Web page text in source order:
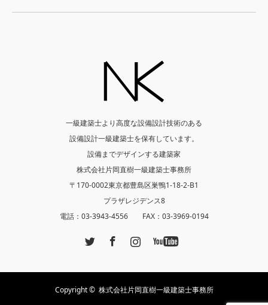
一級建築士より高度な設備設計技術のある
設備設計一級建築士を保有しています。
設備までデザインする建築家
株式会社片岡直樹一級建築士事務所
〒170-0002東京都豊島区巣鴨1-18-2-B1
プラザレジデンス8
電話：03-3943-4556 FAX：03-3969-0194
Copyright © 株式会社片岡直樹一級建築士事務所